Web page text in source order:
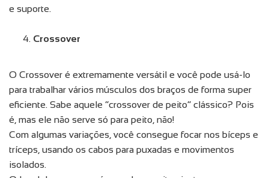
e suporte.
Crossover
O Crossover é extremamente versátil e você pode usá-lo
para trabalhar vários músculos dos braços de forma super
eficiente. Sabe aquele “crossover de peito” clássico? Pois
é, mas ele não serve só para peito, não!
Com algumas variações, você consegue focar nos bíceps e
tríceps, usando os cabos para puxadas e movimentos
isolados.